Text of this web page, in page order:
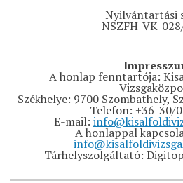
Nyilvántartási
NSZFH-VK-
A honlap fenntartója:
Székhelye: 9700 Szombathely,
Telefon: +36-30/
E-mail:
A honlappal
Tárhelyszolgáltató: